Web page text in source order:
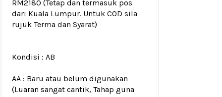
RM2180 (Tetap dan termasuk pos
dari Kuala Lumpur. Untuk COD sila
rujuk Terma dan Syarat)
Kondisi : AB
AA : Baru atau belum digunakan
(Luaran sangat cantik, Tahap guna